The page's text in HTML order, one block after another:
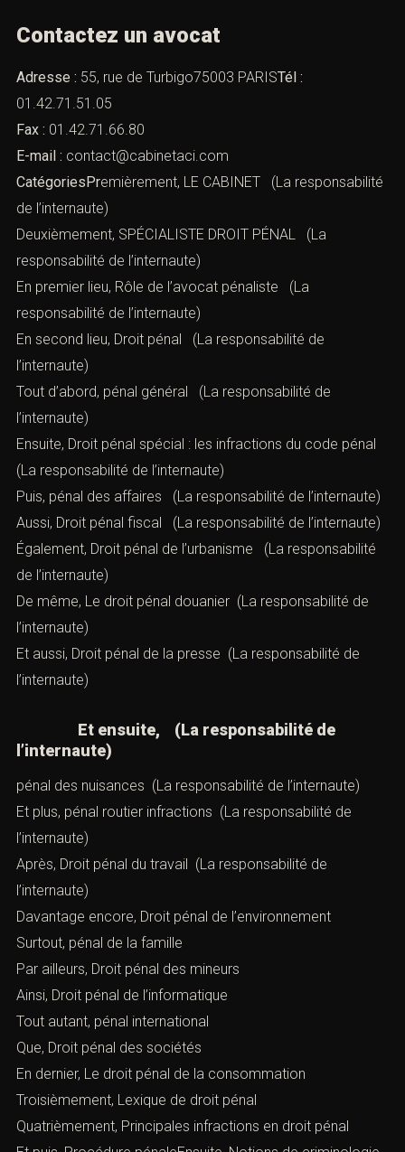
Contactez un avocat
Adresse : 55, rue de Turbigo75003 PARISTél :
01.42.71.51.05
Fax : 01.42.71.66.80
E-mail : contact@cabinetaci.com
CatégoriesPremièrement, LE CABINET (La responsabilité
de l’internaute)
Deuxièmement, SPÉCIALISTE DROIT PÉNAL (La
responsabilité de l’internaute)
En premier lieu, Rôle de l’avocat pénaliste (La
responsabilité de l’internaute)
En second lieu, Droit pénal
(La responsabilité de
l’internaute)
Tout d’abord, pénal général
(La responsabilité de
l’internaute)
Ensuite, Droit pénal spécial : les infractions du code pénal
(La responsabilité de l’internaute)
Puis, pénal des affaires (La responsabilité de l’internaute)
Aussi, Droit pénal fiscal
(La responsabilité de l’internaute)
Également, Droit pénal de l’urbanisme (La responsabilité
de l’internaute)
De même, Le droit pénal douanier (La responsabilité de
l’internaute)
Et aussi, Droit pénal de la presse (La responsabilité de
l’internaute)
Et ensuite, (La responsabilité de
l’internaute)
pénal des nuisances (La responsabilité de l’internaute)
Et plus, pénal routier infractions (La responsabilité de
l’internaute)
Après, Droit pénal du travail (La responsabilité de
l’internaute)
Davantage encore, Droit pénal de l’environnement
Surtout, pénal de la famille
Par ailleurs, Droit pénal des mineurs
Ainsi, Droit pénal de l’informatique
Tout autant, pénal international
Que, Droit pénal des sociétés
En dernier, Le droit pénal de la consommation
Troisièmement, Lexique de droit pénal
Quatrièmement, Principales infractions en droit pénal